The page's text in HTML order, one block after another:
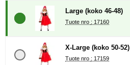
Large (koko 46-48)
Tuote nro : 17160
X-Large (koko 50-52)
Tuote nro : 17159